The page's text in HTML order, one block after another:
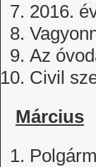
2016.
Az
Civil
Március